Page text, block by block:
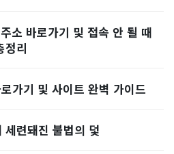
소 바로가기 및 접속 안 될 때
정리
가기 및 사이트 완벽 가이드
련돼진 불법의 덫